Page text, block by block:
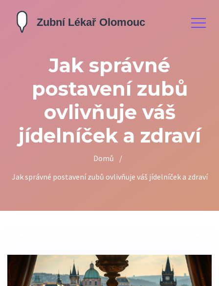
Jak správné
postavení zubů
ovlivňuje váš
jídelníček a zdraví
Domů
/
Jak správné postavení zubů ovlivňuje váš jídelníček a zdraví